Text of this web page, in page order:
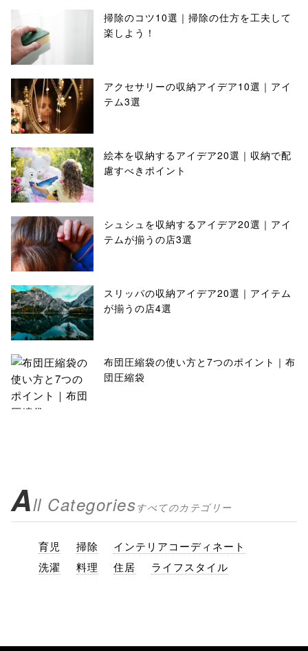
掃除のコツ10選｜掃除の仕方を工夫して
楽しよう！
アクセサリーの収納アイデア10選｜アイ
テム3選
絵本を収納するアイデア20選｜収納で配
慮すべきポイント
シュシュを収納するアイデア20選｜アイ
テムが揃うの店3選
スリッパの収納アイデア20選｜アイテム
が揃うの店4選
布団圧縮袋の使い方と7つのポイント｜布
団圧縮袋
All Categoriesすべてのカテゴリー
育児 掃除
インテリアコーディネート
洗濯
料理 住居 ライフスタイル